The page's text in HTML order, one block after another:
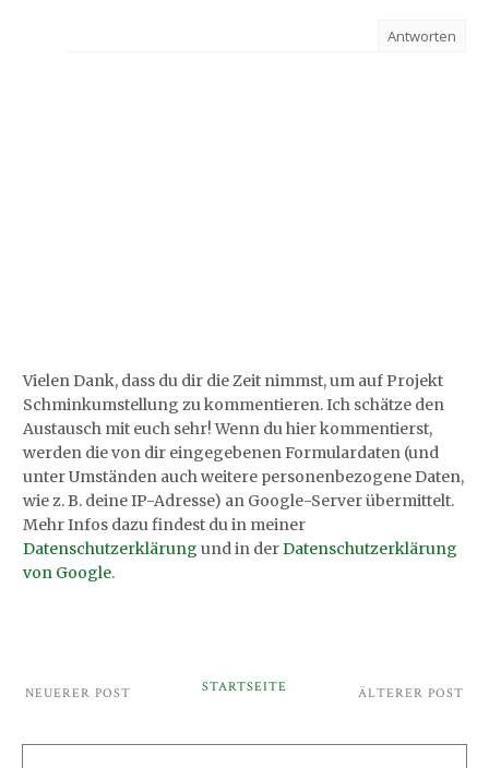
Antworten
Vielen Dank, dass du dir die Zeit nimmst, um auf Projekt
Schminkumstellung zu kommentieren. Ich schätze den
Austausch mit euch sehr! Wenn du hier kommentierst,
werden die von dir eingegebenen Formulardaten (und
unter Umständen auch weitere personenbezogene Daten,
wie z. B. deine IP-Adresse) an Google-Server übermittelt.
Mehr Infos dazu findest du in meiner
Datenschutzerklärung und in derDatenschutzerklärung
von Google.
NEUERER POST ÄLTERER POST
STARTSEITE